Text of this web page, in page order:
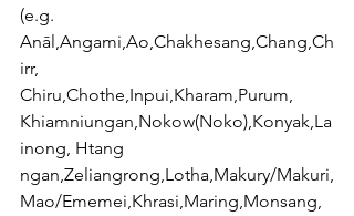
(e.g.
Anāl,Angami,Ao,Chakhesang,Chang,Ch
irr,
Chiru,Chothe,Inpui,Kharam,Purum,
Khiamniungan,Nokow(Noko),Konyak,La
inong, Htang
ngan,Zeliangrong,Lotha,Makury/Makuri,
Mao/Ememei,Khrasi,Maring,Monsang,